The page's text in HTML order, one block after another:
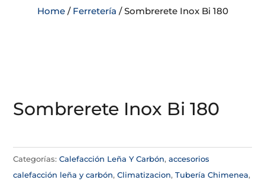
Home/ Ferretería / Sombrerete Inox Bi 180
Sombrerete Inox Bi 180
Categorías:Calefacción Leña Y Carbón,accesorios
calefacción leña y carbón,Climatizacion,Tubería Chimenea,